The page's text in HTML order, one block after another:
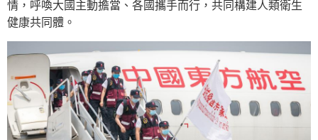
情，呼喚大國主動擔當、各國攜手而行，共同構建人類衛生
健康共同體。